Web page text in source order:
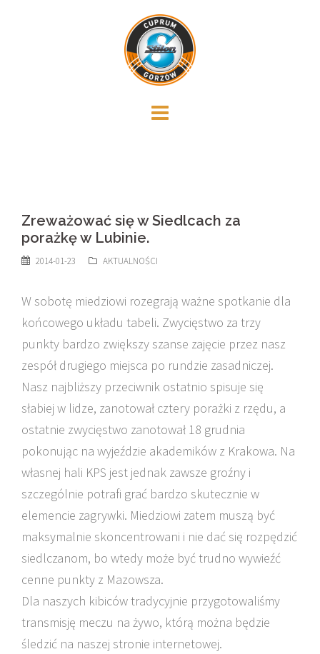
Zreważować się w Siedlcach za
porażkę w Lubinie.
2014-01-23 AKTUALNOŚCI
W sobotę miedziowi rozegrają ważne spotkanie dla
końcowego układu tabeli. Zwycięstwo za trzy
punkty bardzo zwiększy szanse zajęcie przez nasz
zespół drugiego miejsca po rundzie zasadniczej.
Nasz najbliższy przeciwnik ostatnio spisuje się
słabiej w lidze, zanotował cztery porażki z rzędu, a
ostatnie zwycięstwo zanotował 18 grudnia
pokonując na wyjeździe akademików z Krakowa. Na
własnej hali KPS jest jednak zawsze groźny i
szczególnie potrafi grać bardzo skutecznie w
elemencie zagrywki. Miedziowi zatem muszą być
maksymalnie skoncentrowani i nie dać się rozpędzić
siedlczanom, bo wtedy może być trudno wywieźć
cenne punkty z Mazowsza.
Dla naszych kibiców tradycyjnie przygotowaliśmy
transmisję meczu na żywo, którą można będzie
śledzić na naszej stronie internetowej.